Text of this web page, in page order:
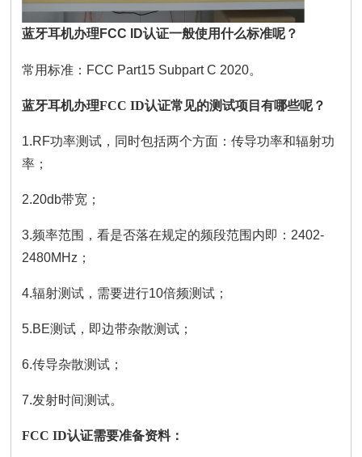
蓝牙耳机办理FCC ID认证一般使用什么标准呢？
常用标准：FCC Part15 Subpart C 2020。
蓝牙耳机办理FCC ID认证常见的测试项目有哪些呢？
1.RF功率测试，同时包括两个方面：传导功率和辐射功
率；
2.20db带宽；
3.频率范围，看是否落在规定的频段范围内即：2402-
2480MHz；
4.辐射测试，需要进行10倍频测试；
5.BE测试，即边带杂散测试；
6.传导杂散测试；
7.发射时间测试。
FCC ID认证需要准备资料：